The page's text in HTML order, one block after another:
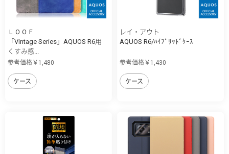
ＬＯＯＦ
「Vintage Series」AQUOS R6用
くすみ感...
参考価格￥1,480
ケース
レイ・アウト
AQUOS R6/ﾊｲﾌﾞﾘｯﾄﾞｹｰｽ
参考価格￥1,430
ケース